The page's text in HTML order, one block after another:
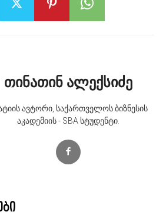
თინათინ ალექსიძე
ავტორი, საქართველოს ბიზნესის
აკადემიის - SBA სტუდენტი.